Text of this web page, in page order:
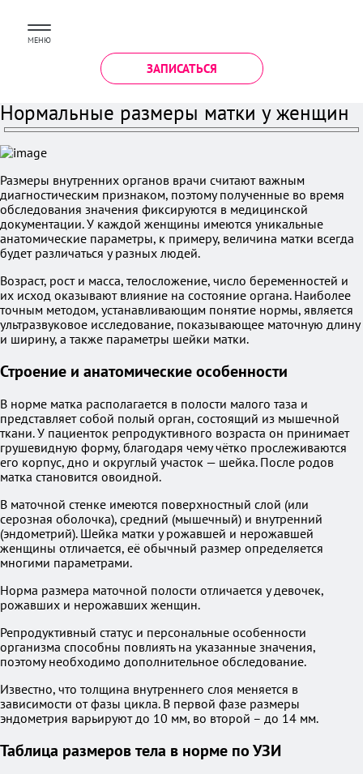
МЕНЮ
ЗАПИСАТЬСЯ
Нормальные размеры матки у женщин
Размеры внутренних органов врачи считают важным
диагностическим признаком, поэтому полученные во время
обследования значения фиксируются в медицинской
документации. У каждой женщины имеются уникальные
анатомические параметры, к примеру, величина матки всегда
будет различаться у разных людей.
Возраст, рост и масса, телосложение, число беременностей и
их исход оказывают влияние на состояние органа. Наиболее
точным методом, устанавливающим понятие нормы, является
ультразвуковое исследование, показывающее маточную длину
и ширину, а также параметры шейки матки.
Строение и анатомические особенности
В норме матка располагается в полости малого таза и
представляет собой полый орган, состоящий из мышечной
ткани. У пациенток репродуктивного возраста он принимает
грушевидную форму, благодаря чему чётко прослеживаются
его корпус, дно и округлый участок — шейка. После родов
матка становится овоидной.
В маточной стенке имеются поверхностный слой (или
серозная оболочка), средний (мышечный) и внутренний
(эндометрий). Шейка матки у рожавшей и нерожавшей
женщины отличается, её обычный размер определяется
многими параметрами.
Норма размера маточной полости отличается у девочек,
рожавших и нерожавших женщин.
Репродуктивный статус и персональные особенности
организма способны повлиять на указанные значения,
поэтому необходимо дополнительное обследование.
Известно, что толщина внутреннего слоя меняется в
зависимости от фазы цикла. В первой фазе размеры
эндометрия варьируют до 10 мм, во второй – до 14 мм.
Таблица размеров тела в норме по УЗИ